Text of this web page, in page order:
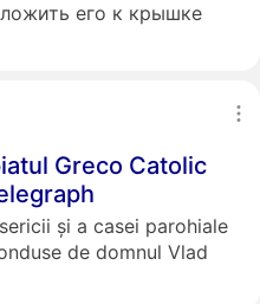
его к крышке
Greco Catolic
și a casei parohiale
de domnul Vlad